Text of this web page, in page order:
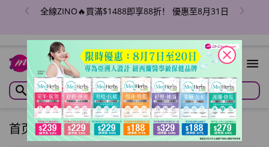
全線ZINO🔥買滿$1488即享88折！ 優惠至8月31日
1
首页/购物车
close